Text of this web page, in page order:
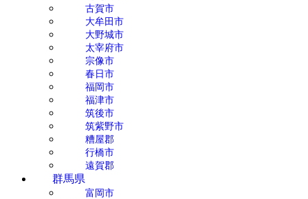
古賀市
大牟田市
大野城市
太宰府市
宗像市
春日市
福岡市
福津市
筑後市
筑紫野市
糟屋郡
行橋市
遠賀郡
群馬県
富岡市